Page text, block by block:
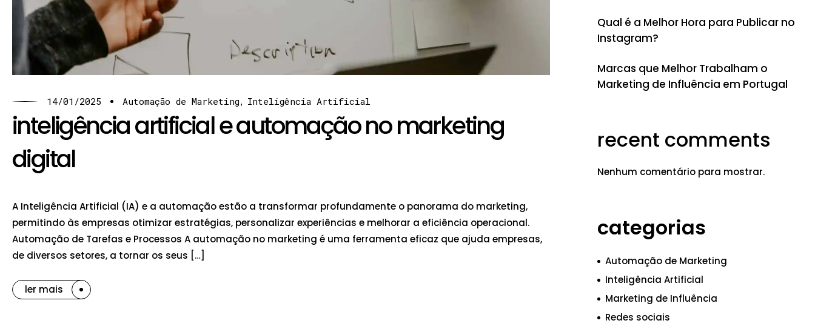
14/01/2025 Automação de Marketing Inteligência Artificial
inteligência artificial e automação no marketing
digital
A Inteligência Artificial (IA) e a automação estão a transformar profundamente o panorama do marketing,
permitindo às empresas otimizar estratégias, personalizar experiências e melhorar a eficiência operacional.
Automação de Tarefas e Processos A automação no marketing é uma ferramenta eficaz que ajuda empresas,
de diversos setores, a tornar os seus […]
ler mais
Qual é a Melhor Hora para Publicar no
Instagram?
Marcas que Melhor Trabalham o
Marketing de Influência em Portugal
recent comments
Nenhum comentário para mostrar.
categorias
Automação de Marketing
Inteligência Artificial
Marketing de Influência
Redes sociais